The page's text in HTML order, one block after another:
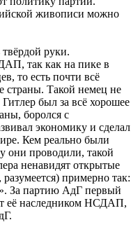
живописи можно
руки.
так как на пике в
то есть почти всё
страны. Такой немец не
был за всё хорошее
боролся с
экономику и сделал
Кем реально были
они проводили, такой
ненавидят открытые
примерно так:
За партию АдГ первый
её наследником НСДАП,